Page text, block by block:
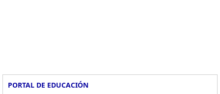
PORTAL DE EDUCACIÓN